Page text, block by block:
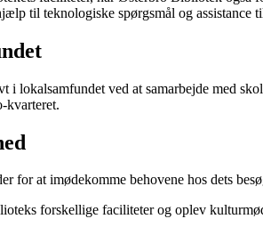
til teknologiske spørgsmål og assistance
i lokalsamfundet ved at samarbejde med
kvarteret.
for at imødekomme behovene hos dets
forskellige faciliteter og oplev